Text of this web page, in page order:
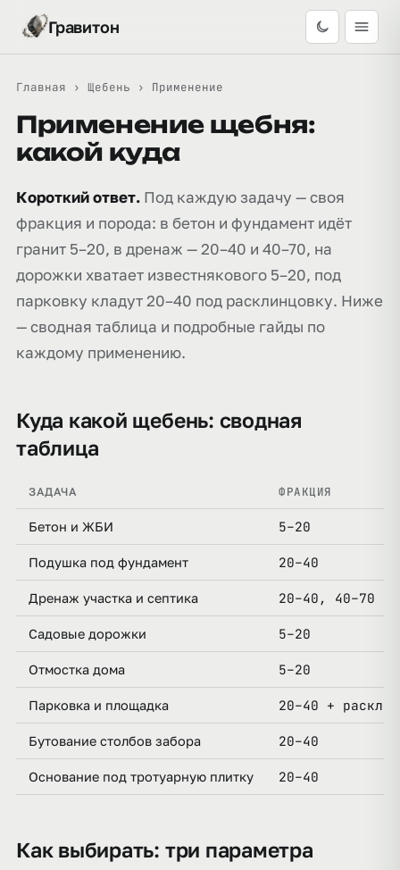
Гравитон
Главная › Щебень › Применение
Применение щебня:
какой куда
Короткий ответ. Под каждую задачу — своя
фракция и порода: в бетон и фундамент идёт
гранит 5–20, в дренаж — 20–40 и 40–70, на
дорожки хватает известнякового 5–20, под
парковку кладут 20–40 под расклинцовку. Ниже
— сводная таблица и подробные гайды по
каждому применению.
Куда какой щебень: сводная
таблица
ЗАДАЧА ФРАКЦИЯ
Бетон и ЖБИ 5–20
Подушка под фундамент 20–40
Дренаж участка и септика 20–40, 40–70
Садовые дорожки 5–20
Отмостка дома 5–20
Парковка и площадка 20–40 +
Бутование столбов забора 20–40
Основание под тротуарную плитку 20–40
Как выбирать: три параметра